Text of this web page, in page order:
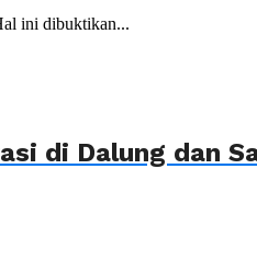
ini dibuktikan...
di Dalung dan